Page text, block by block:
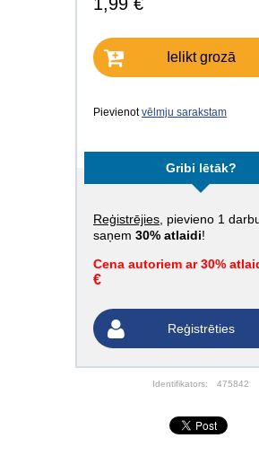
Ielikt grozā
Pievienotvēlmju sarakstam
Gribi lētāk?
Reģistrējies , pievieno 1
saņem 30% atlaidi!
Cena autoriem ar 30%
€
Reģistrēties
Identifikators: 475842